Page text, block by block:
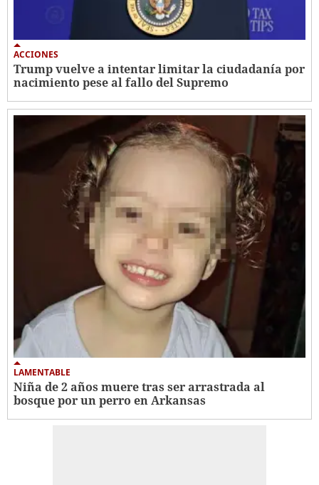
ACCIONES
Trump vuelve a intentar limitar la ciudadanía por
nacimiento pese al fallo del Supremo
LAMENTABLE
Niña de 2 años muere tras ser arrastrada al
bosque por un perro en Arkansas